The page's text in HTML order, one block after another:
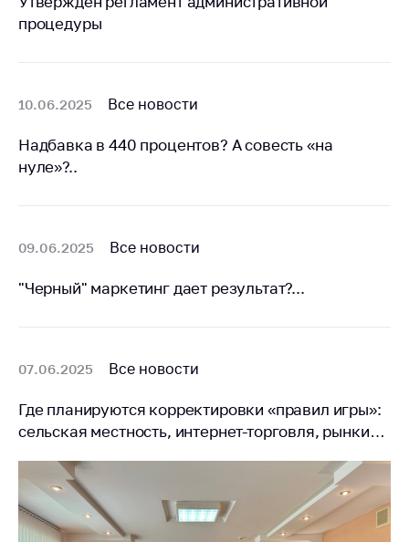
процедуры
10.06.2025 Все новости
Надбавка в 440 процентов? А совесть «на
нуле»?..
09.06.2025 Все новости
"Черный" маркетинг дает результат?...
07.06.2025 Все новости
Где планируются корректировки «правил игры»:
сельская местность, интернет-торговля, рынки…